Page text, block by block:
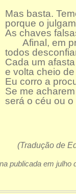
Mas basta.
porque o
As chaves
Afinal, em
todos
Cada um
e volta cheio
Eu corro a
Se me
será o céu ou
(Tradução de
publicada em julho